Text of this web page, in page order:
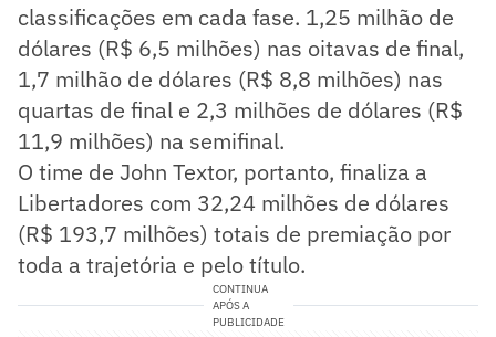
classificações em cada fase. 1,25 milhão de
dólares (R$ 6,5 milhões) nas oitavas de final,
1,7 milhão de dólares (R$ 8,8 milhões) nas
quartas de final e 2,3 milhões de dólares (R$
11,9 milhões) na semifinal.
O time de John Textor, portanto, finaliza a
Libertadores com 32,24 milhões de dólares
(R$ 193,7 milhões) totais de premiação por
toda a trajetória e pelo título.
CONTINUA
APÓS A
PUBLICIDADE